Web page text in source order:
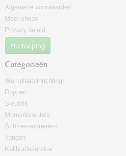
Algemene voorwaarden
Meer shops
Privacy beleid
Herroeping
Categorieën
Werkplaatsinrichting
Doppen
Sleutels
Momentsleutels
Schroevendraaiers
Tangen
Kalibratieservice